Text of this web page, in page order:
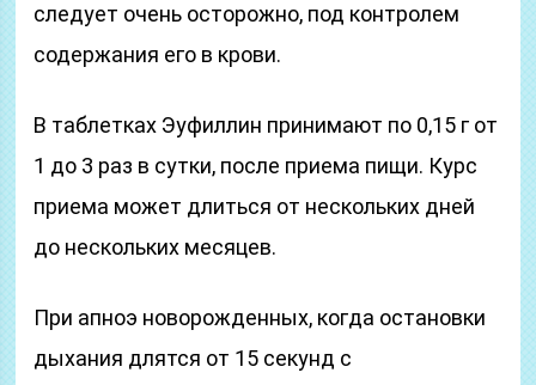
следует очень осторожно, под контролем
содержания его в крови.
В таблетках Эуфиллин принимают по 0,15 г от
1 до 3 раз в сутки, после приема пищи. Курс
приема может длиться от нескольких дней
до нескольких месяцев.
При апноэ новорожденных, когда остановки
дыхания длятся от 15 секунд с